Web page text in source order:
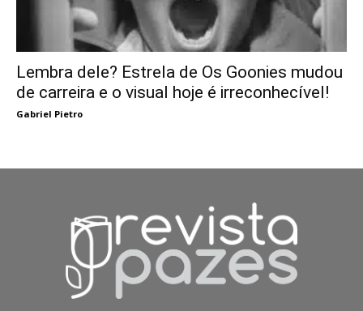
Lembra dele? Estrela de Os Goonies mudou
de carreira e o visual hoje é irreconhecível!
Gabriel Pietro